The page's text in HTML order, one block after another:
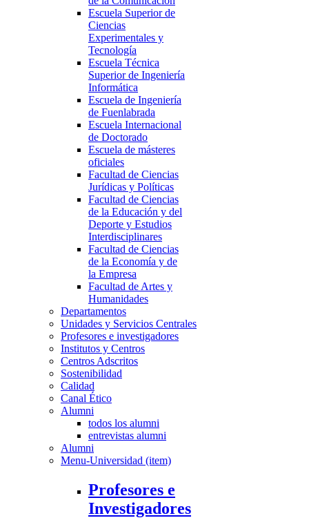
Escuela Superior de
Ciencias
Experimentales y
Tecnología
Escuela Técnica
Superior de Ingeniería
Informática
Escuela de Ingeniería
de Fuenlabrada
Escuela Internacional
de Doctorado
Escuela de másteres
oficiales
Facultad de Ciencias
Jurídicas y Políticas
Facultad de Ciencias
de la Educación y del
Deporte y Estudios
Interdisciplinares
Facultad de Ciencias
de la Economía y de
la Empresa
Facultad de Artes y
Humanidades
Departamentos
Unidades y Servicios Centrales
Profesores e investigadores
Institutos y Centros
Centros Adscritos
Sostenibilidad
Calidad
Canal Ético
Alumni
todos los alumni
entrevistas alumni
Alumni
Menu-Universidad (item)
Profesores e
Investigadores